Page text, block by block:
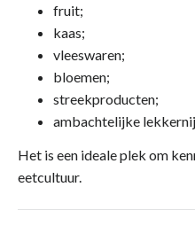
fruit;
kaas;
vleeswaren;
bloemen;
streekproducten;
ambachtelijke
Het is een ideale plek om
eetcultuur.